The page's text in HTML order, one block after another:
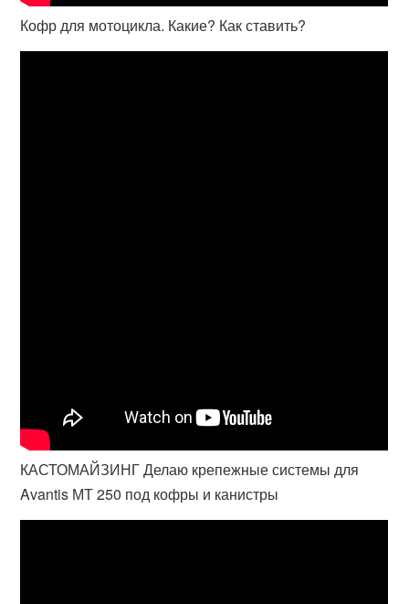
Кофр для мотоцикла. Какие? Как ставить?
КАСТОМАЙЗИНГ Делаю крепежные системы для
Avantis МТ 250 под кофры и канистры